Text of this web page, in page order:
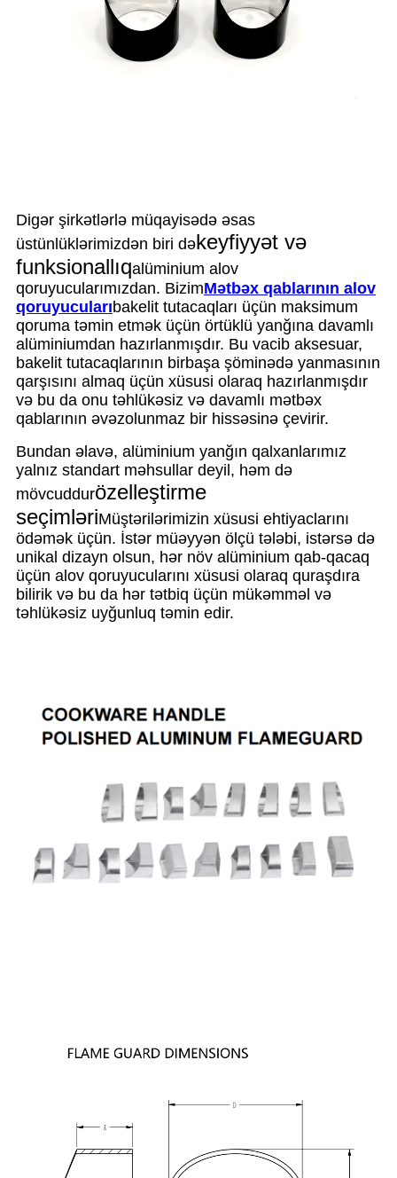
Digər şirkətlərlə müqayisədə əsas
üstünlüklərimizdən biri dəkeyfiyyət və
funksionallıqalüminium alov
qoruyucularımızdan. BizimMətbəx qablarının alov
qoruyucularıbakelit tutacaqları üçün maksimum
qoruma təmin etmək üçün örtüklü yanğına davamlı
alüminiumdan hazırlanmışdır. Bu vacib aksesuar,
bakelit tutacaqlarının birbaşa şöminədə yanmasının
qarşısını almaq üçün xüsusi olaraq hazırlanmışdır
və bu da onu təhlükəsiz və davamlı mətbəx
qablarının əvəzolunmaz bir hissəsinə çevirir.
Bundan əlavə, alüminium yanğın qalxanlarımız
yalnız standart məhsullar deyil, həm də
mövcuddurözelleştirme
seçimləriMüştərilərimizin xüsusi ehtiyaclarını
ödəmək üçün. İstər müəyyən ölçü tələbi, istərsə də
unikal dizayn olsun, hər növ alüminium qab-qacaq
üçün alov qoruyucularını xüsusi olaraq quraşdıra
bilirik və bu da hər tətbiq üçün mükəmməl və
təhlükəsiz uyğunluq təmin edir.